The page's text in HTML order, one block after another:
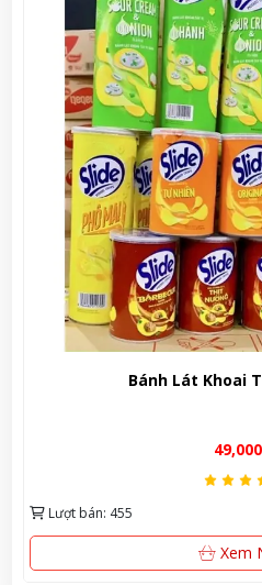
Lượt xem: 831